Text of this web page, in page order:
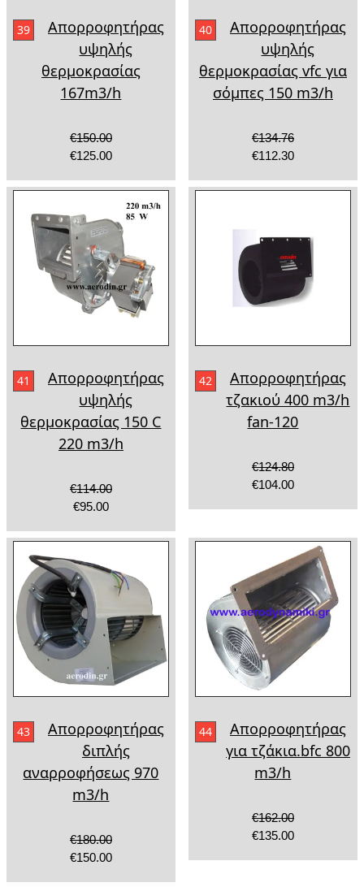
39
Απορροφητήρας
υψηλής
θερμοκρασίας
167m3/h
€150.00
€125.00
40
Απορροφητήρας
υψηλής
θερμοκρασίας vfc για
σόμπες 150 m3/h
€134.76
€112.30
41
Απορροφητήρας
υψηλής
θερμοκρασίας 150 C
220 m3/h
€114.00
€95.00
42
Απορροφητήρας
τζακιού 400 m3/h
fan-120
€124.80
€104.00
43
Απορροφητήρας
διπλής
αναρροφήσεως 970
m3/h
€180.00
€150.00
44
Απορροφητήρας
για τζάκια.bfc 800
m3/h
€162.00
€135.00